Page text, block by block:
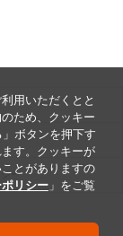
ー
用いただくとと
ため、クッキー
ボタンを押下す
す。クッキーが
とがありますの
リシー」をご覧